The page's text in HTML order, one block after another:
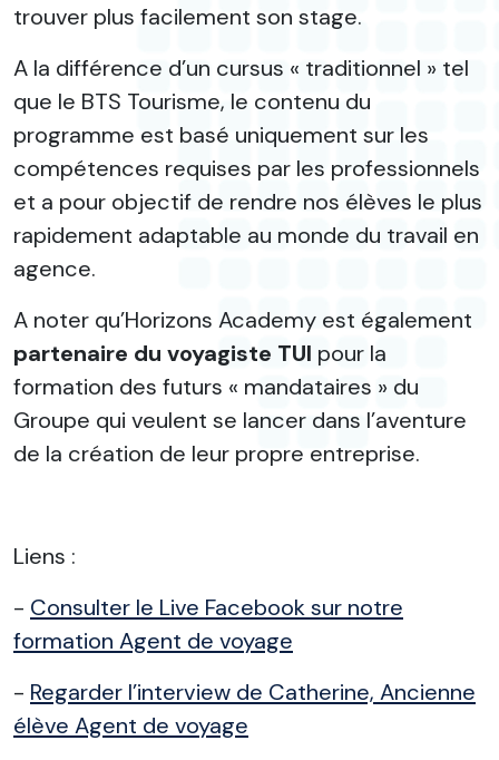
trouver plus facilement son stage.
A la différence d’un cursus « traditionnel » tel
que le BTS Tourisme, le contenu du
programme est basé uniquement sur les
compétences requises par les professionnels
et a pour objectif de rendre nos élèves le plus
rapidement adaptable au monde du travail en
agence.
A noter qu’Horizons Academy est également
partenaire du voyagiste TUI pour la
formation des futurs « mandataires » du
Groupe qui veulent se lancer dans l’aventure
de la création de leur propre entreprise.
Liens :
- Consulter le Live Facebook sur notre
formation Agent de voyage
- Regarder l’interview de Catherine, Ancienne
élève Agent de voyage